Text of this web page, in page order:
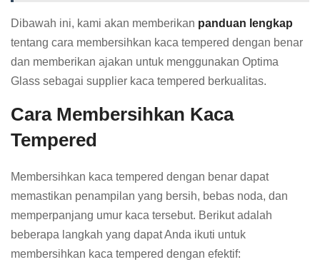
Dibawah ini, kami akan memberikan panduan lengkap
tentang cara membersihkan kaca tempered dengan benar
dan memberikan ajakan untuk menggunakan Optima
Glass sebagai supplier kaca tempered berkualitas.
Cara Membersihkan Kaca
Tempered
Membersihkan kaca tempered dengan benar dapat
memastikan penampilan yang bersih, bebas noda, dan
memperpanjang umur kaca tersebut. Berikut adalah
beberapa langkah yang dapat Anda ikuti untuk
membersihkan kaca tempered dengan efektif: